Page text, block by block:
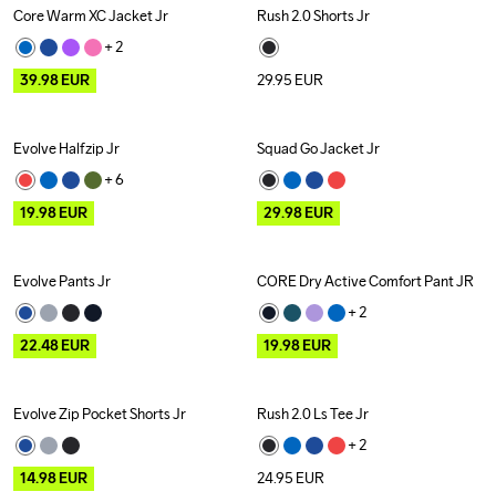
Outlet
Core Warm XC Jacket Jr
+ 2
39.98EUR
Rush 2.0 Shorts Jr
29.95 EUR
Outlet
Evolve Halfzip Jr
+ 6
19.98EUR
Outlet
Squad Go Jacket Jr
29.98EUR
Outlet
Evolve Pants Jr
22.48EUR
Outlet
CORE Dry Active Comfort Pant JR
+ 2
19.98EUR
Outlet
Evolve Zip Pocket Shorts Jr
14.98EUR
Rush 2.0 Ls Tee Jr
+ 2
24.95 EUR